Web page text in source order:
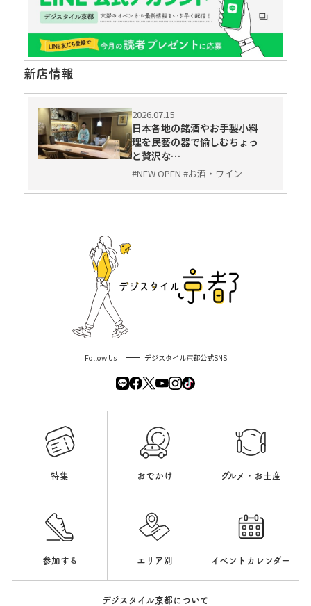
新店情報
2026.07.15
日本各地の銘酒やお手製小料
理を民藝の器で愉しむちょっ
と贅沢な…
#NEW OPEN #お酒・ワイン
Follow Us デジスタイル京都公式SNS
特集 おでかけ グルメ・お土産
参加する エリア別 イベントカレンダー
デジスタイル京都について